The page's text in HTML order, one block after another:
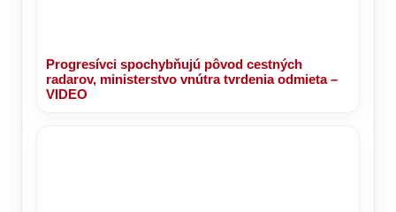
Progresívci spochybňujú pôvod cestných
radarov, ministerstvo vnútra tvrdenia odmieta –
VIDEO